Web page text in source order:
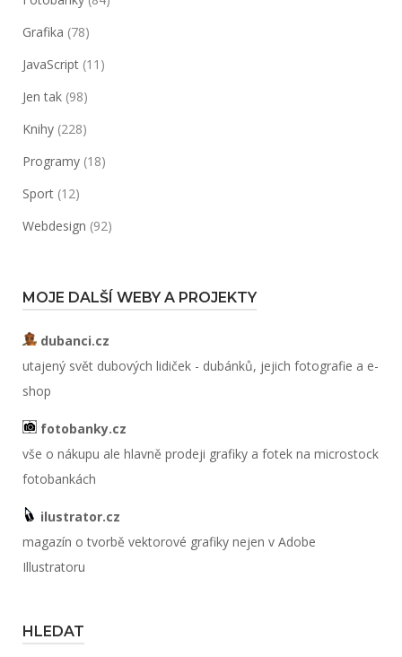
Grafika (78)
JavaScript (11)
Jen tak (98)
Knihy (228)
Programy (18)
Sport (12)
Webdesign (92)
MOJE DALŠÍ WEBY A PROJEKTY
dubanci.cz
utajený svět dubových lidiček - dubánků, jejich fotografie a e-
shop
fotobanky.cz
vše o nákupu ale hlavně prodeji grafiky a fotek na microstock
fotobankách
ilustrator.cz
magazín o tvorbě vektorové grafiky nejen v Adobe
Illustratoru
HLEDAT